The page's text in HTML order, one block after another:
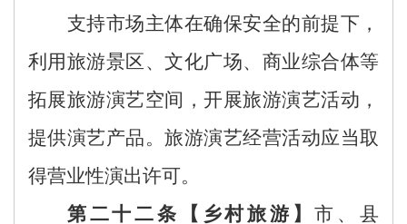
支持市场主体在确保安全的前提下，
利用旅游景区、文化广场、商业综合体等
拓展旅游演艺空间，开展旅游演艺活动，
提供演艺产品。旅游演艺经营活动应当取
得营业性演出许可。
第二十二条
【 乡村旅游 】市、县